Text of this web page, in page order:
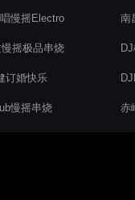
慢摇Electro
摇极品串烧
订婚快乐
慢摇串烧
南
赤